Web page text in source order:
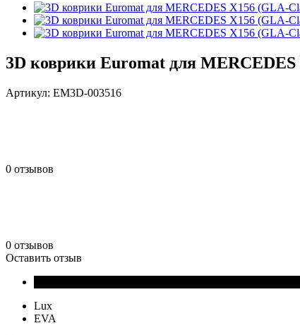
3D коврики Euromat для
Артикул: EM3D-003516
0 отзывов
0 отзывов
Оставить отзыв
Lux
EVA